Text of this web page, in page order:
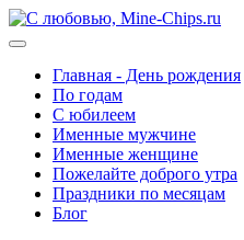
Главная - День рождения
По годам
С юбилеем
Именные мужчине
Именные женщине
Пожелайте доброго утра
Праздники по месяцам
Блог